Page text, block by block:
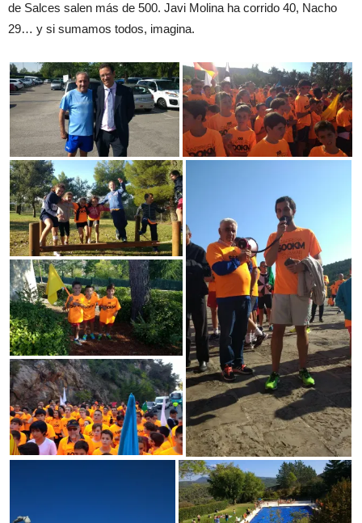
de Salces salen más de 500. Javi Molina ha corrido 40, Nacho
29… y si sumamos todos, imagina.